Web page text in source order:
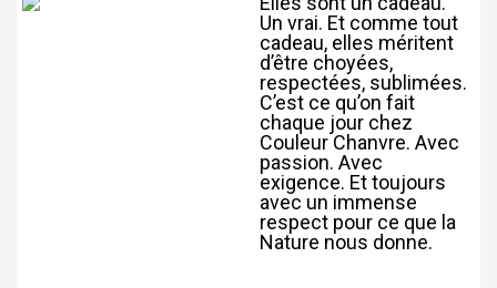
Un vrai. Et comme tout
cadeau, elles méritent
d’être choyées,
respectées, sublimées.
C’est ce qu’on fait
chaque jour chez
Couleur Chanvre. Avec
passion. Avec
exigence. Et toujours
avec un immense
respect pour ce que la
Nature nous donne.